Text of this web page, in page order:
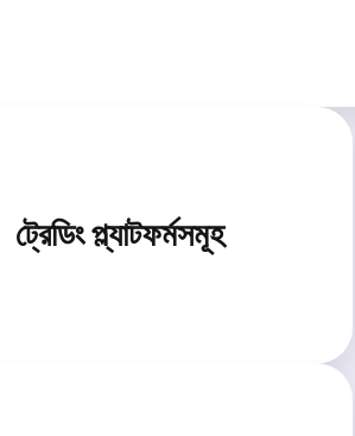
ট্রেডিং প্ল্যাটফর্মসমূহ